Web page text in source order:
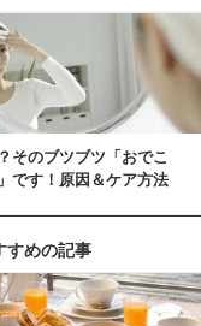
そのブツブツ「おでこ
です！原因＆ケア方法
すめの記事